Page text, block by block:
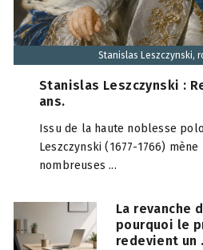
Stanislas Leszczynski,
Stanislas Leszczynski :
ans.
Issu de la haute noblesse
Leszczynski (1677-1766)
nombreuses ...
La revanche
pourquoi le
redevient un